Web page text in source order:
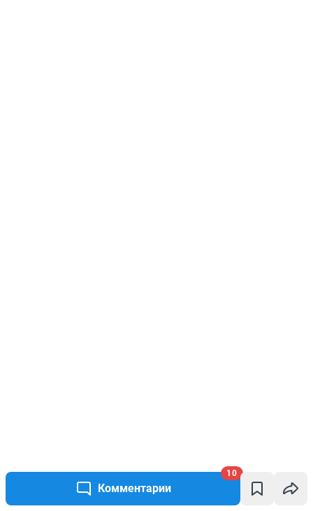
Комментарии
10